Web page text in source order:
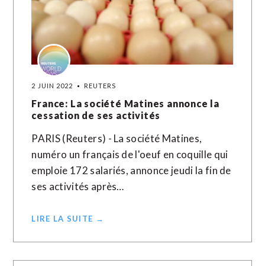
2 JUIN 2022 REUTERS
France: La société Matines annonce la
cessation de ses activités
PARIS (Reuters) - La société Matines,
numéro un français de l'oeuf en coquille qui
emploie 172 salariés, annonce jeudi la fin de
ses activités après…
LIRE LA SUITE →